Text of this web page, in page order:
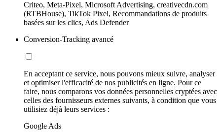
Criteo, Meta-Pixel, Microsoft Advertising, creativecdn.com
(RTBHouse), TikTok Pixel, Recommandations de produits
basées sur les clics, Ads Defender
Conversion-Tracking avancé
En acceptant ce service, nous pouvons mieux suivre, analyser
et optimiser l'efficacité de nos publicités en ligne. Pour ce
faire, nous comparons vos données personnelles cryptées avec
celles des fournisseurs externes suivants, à condition que vous
utilisiez déjà leurs services :
Google Ads